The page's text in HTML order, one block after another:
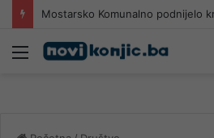
Meni